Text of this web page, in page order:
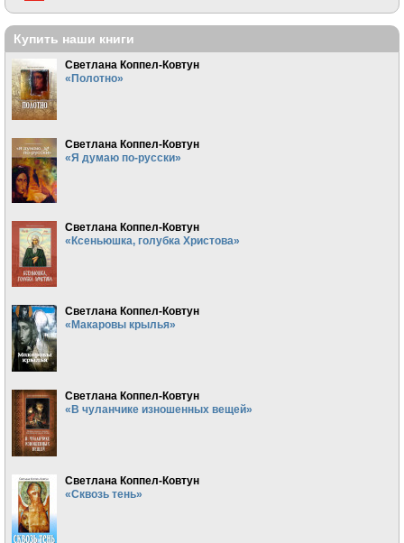
Купить наши книги
Светлана Коппел-Ковтун
«Полотно»
Светлана Коппел-Ковтун
«Я думаю по-русски»
Светлана Коппел-Ковтун
«Ксеньюшка, голубка Христова»
Светлана Коппел-Ковтун
«Макаровы крылья»
Светлана Коппел-Ковтун
«В чуланчике изношенных вещей»
Светлана Коппел-Ковтун
«Сквозь тень»